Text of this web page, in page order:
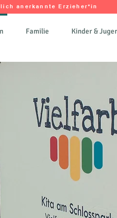
anerkannte Erzieher*in
Familie Kinder &